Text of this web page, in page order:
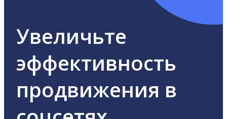
Увеличьте
эффективность
продвижения в